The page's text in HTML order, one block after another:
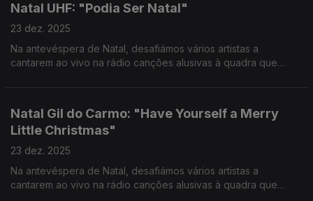
Natal UHF: "Podia Ser Natal"
23 dez. 2025
Na antevéspera de Natal, desafiámos vários artistas a
cantarem ao vivo na rádio canções alusivas à quadra que
Natal Gil do Carmo: "Have Yourself a Merry
Little Christmas"
23 dez. 2025
Na antevéspera de Natal, desafiámos vários artistas a
cantarem ao vivo na rádio canções alusivas à quadra que